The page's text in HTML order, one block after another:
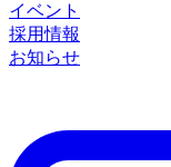
イベント
採用情報
お知らせ